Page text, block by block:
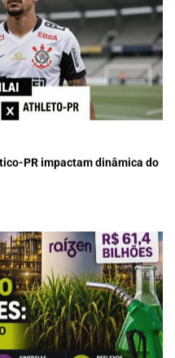
PR impactam dinâmica do